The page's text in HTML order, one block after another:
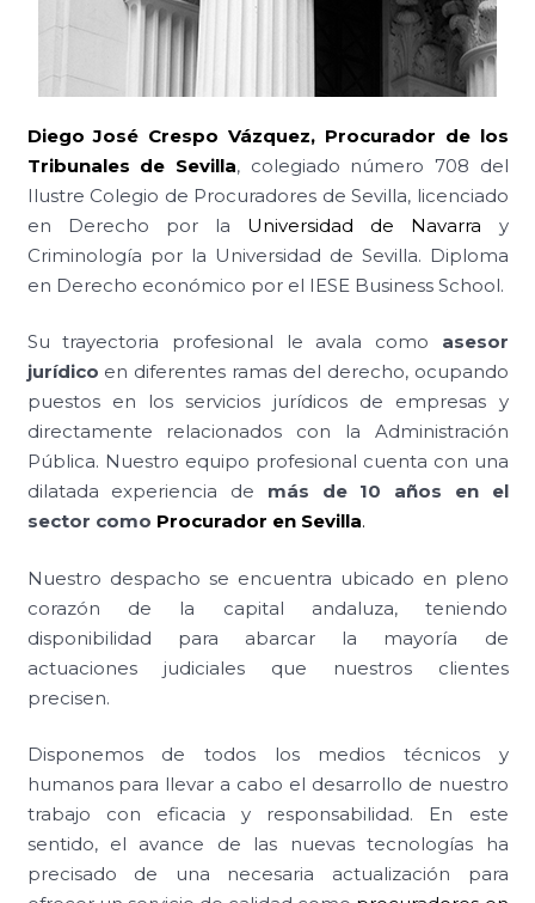
Diego José Crespo Vázquez, Procurador de los
Tribunales de Sevilla, colegiado número 708 del
Ilustre Colegio de Procuradores de Sevilla, licenciado
en Derecho por la Universidad de Navarra y
Criminología por la Universidad de Sevilla. Diploma
en Derecho económico por el IESE Business School.
Su trayectoria profesional le avala como asesor
jurídico en diferentes ramas del derecho, ocupando
puestos en los servicios jurídicos de empresas y
directamente relacionados con la Administración
Pública. Nuestro equipo profesional cuenta con una
dilatada experiencia de más de 10 años en el
sector como Procurador en Sevilla.
Nuestro despacho se encuentra ubicado en pleno
corazón de la capital andaluza, teniendo
disponibilidad para abarcar la mayoría de
actuaciones judiciales que nuestros clientes
precisen.
Disponemos de todos los medios técnicos y
humanos para llevar a cabo el desarrollo de nuestro
trabajo con eficacia y responsabilidad. En este
sentido, el avance de las nuevas tecnologías ha
precisado de una necesaria actualización para